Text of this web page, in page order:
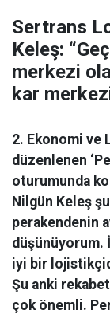
Sertrans
Keleş:
merkezi
kar
2. Ekonomi ve
düzenlenen
oturumunda
Nilgün Keleş
perakendenin
düşünüyorum.
iyi bir
Şu anki
çok önemli.